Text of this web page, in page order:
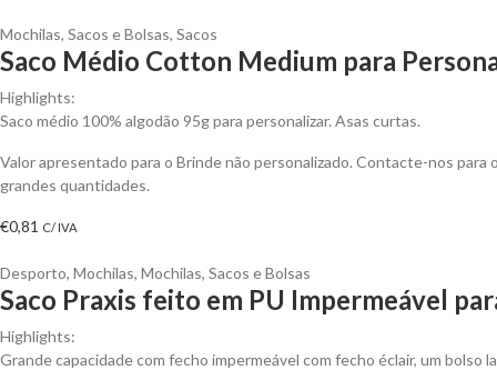
Mochilas, Sacos e Bolsas, Sacos
Saco Médio Cotton Medium para
Highlights:
Saco médio 100% algodão 95g para personalizar. Asas curtas.
Valor apresentado para o Brinde não personalizado. Contacte-nos
grandes quantidades.
€0,81 C/ IVA
Desporto, Mochilas, Mochilas, Sacos e Bolsas
Saco Praxis feito em PU Impermeável
Highlights:
Grande capacidade com fecho impermeável com fecho éclair, um bolso